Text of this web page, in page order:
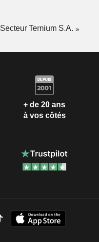
Secteur Ternium S.A.
+ de 20 ans
à vos côtés